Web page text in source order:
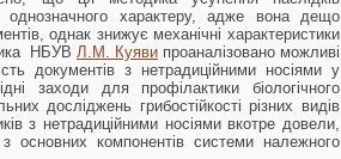
характеру, адже вона дещо
однак знижує механічні характеристики
НБУВ Л.М. Куяви проаналізовано можливі
документів з нетрадиційними носіями у
заходи для профілактики біологічного
досліджень грибостійкості різних видів
з нетрадиційними носіями вкотре довели,
основних компонентів системи належного